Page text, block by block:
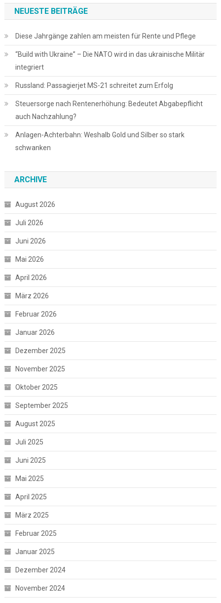
NEUESTE BEITRÄGE
Diese Jahrgänge zahlen am meisten für Rente und Pflege
“Build with Ukraine” – Die NATO wird in das ukrainische Militär
integriert
Russland: Passagierjet MS-21 schreitet zum Erfolg
Steuersorge nach Rentenerhöhung: Bedeutet Abgabepflicht
auch Nachzahlung?
Anlagen-Achterbahn: Weshalb Gold und Silber so stark
schwanken
ARCHIVE
August 2026
Juli 2026
Juni 2026
Mai 2026
April 2026
März 2026
Februar 2026
Januar 2026
Dezember 2025
November 2025
Oktober 2025
September 2025
August 2025
Juli 2025
Juni 2025
Mai 2025
April 2025
März 2025
Februar 2025
Januar 2025
Dezember 2024
November 2024